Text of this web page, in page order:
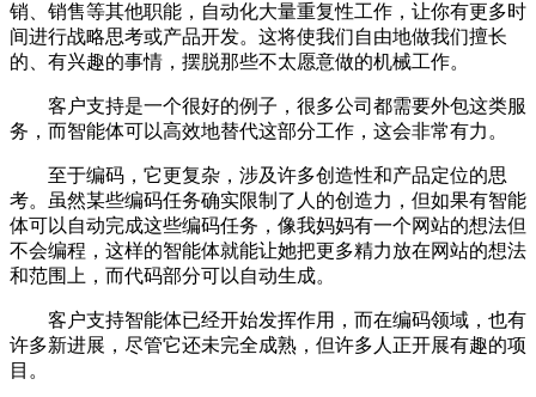
销、销售等其他职能，自动化大量重复性工作，让你有更多时
间进行战略思考或产品开发。这将使我们自由地做我们擅长
的、有兴趣的事情，摆脱那些不太愿意做的机械工作。
客户支持是一个很好的例子，很多公司都需要外包这类服
务，而智能体可以高效地替代这部分工作，这会非常有力。
至于编码，它更复杂，涉及许多创造性和产品定位的思
考。虽然某些编码任务确实限制了人的创造力，但如果有智能
体可以自动完成这些编码任务，像我妈妈有一个网站的想法但
不会编程，这样的智能体就能让她把更多精力放在网站的想法
和范围上，而代码部分可以自动生成。
客户支持智能体已经开始发挥作用，而在编码领域，也有
许多新进展，尽管它还未完全成熟，但许多人正开展有趣的项
目。